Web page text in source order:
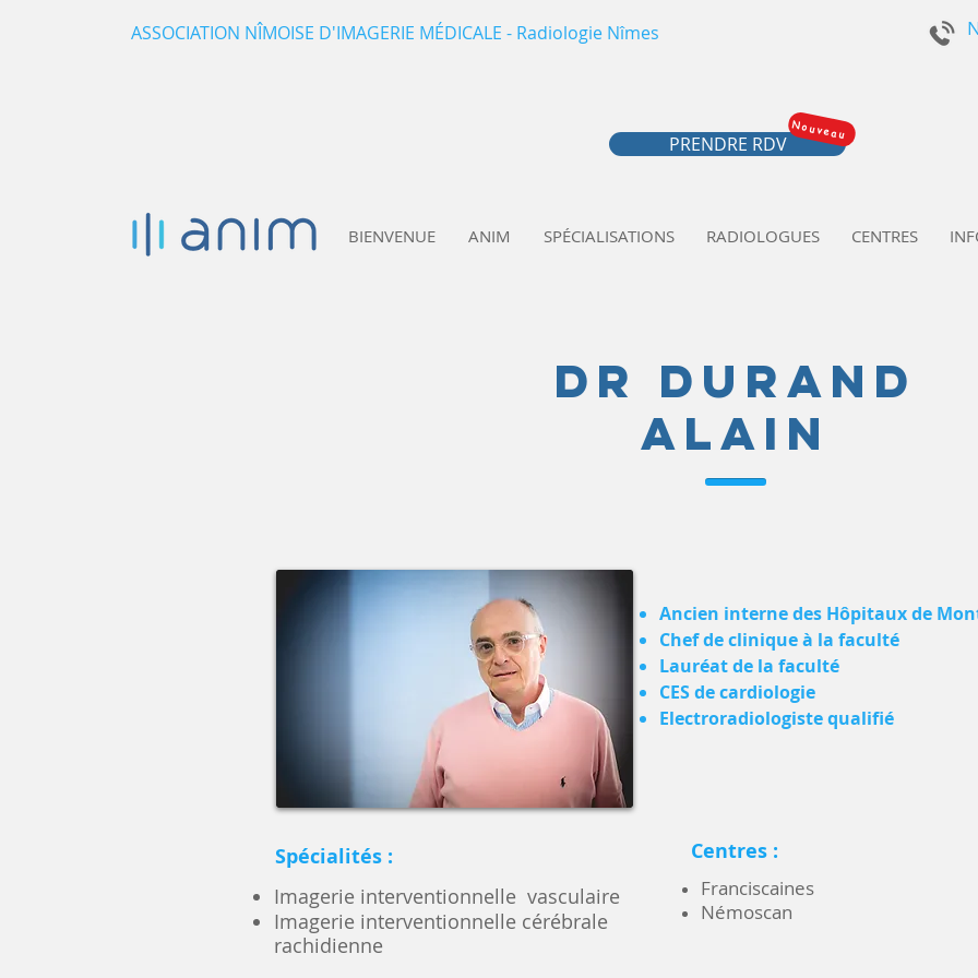
ASSOCIATION NÎMOISE D'IMAGERIE MÉDICALE - Radiologie Nîmes
PRENDRE RDV
Nouveau
BIENVENUE ANIM SPÉCIALISATIONS RADIOLOGUES CENTRES
Dr DURAND
ALAIN
Ancien interne des Hôpitaux de
Chef de clinique à la faculté
Lauréat de la faculté
CES de cardiologie
Electroradiologiste qualifié
Spécialités :
Imagerie interventionnelle vasculaire
Imagerie interventionnelle cérébrale
rachidienne
Centres :
Franciscaines
Némoscan